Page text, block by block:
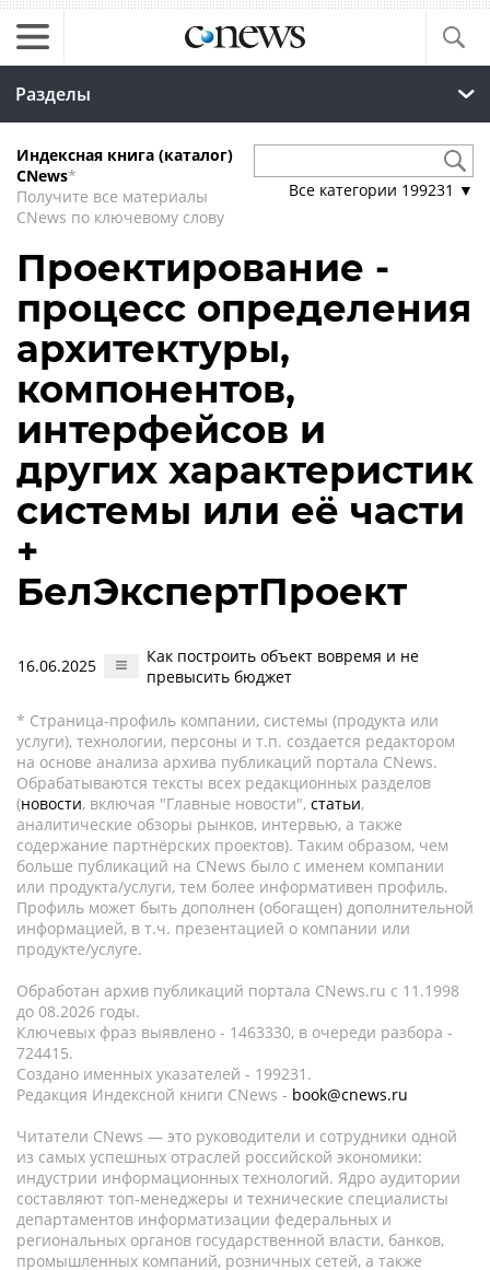
Разделы
Индексная книга (каталог)
CNews*
Получите все материалы
CNews по ключевому слову
Все категории 199231 ▼
Проектирование -
процесс определения
архитектуры,
компонентов,
интерфейсов и
других характеристик
системы или её части
+
БелЭкспертПроект
16.06.2025
Как построить объект вовремя и не
превысить бюджет
* Страница-профиль компании, системы (продукта или
услуги), технологии, персоны и т.п. создается редактором
на основе анализа архива публикаций портала CNews.
Обрабатываются тексты всех редакционных разделов
(новости, включая "Главные новости", статьи,
аналитические обзоры рынков, интервью, а также
содержание партнёрских проектов). Таким образом, чем
больше публикаций на CNews было с именем компании
или продукта/услуги, тем более информативен профиль.
Профиль может быть дополнен (обогащен) дополнительной
информацией, в т.ч. презентацией о компании или
продукте/услуге.
Обработан архив публикаций портала CNews.ru c 11.1998
до 08.2026 годы.
Ключевых фраз выявлено - 1463330, в очереди разбора -
724415.
Создано именных указателей - 199231.
Редакция Индексной книги CNews - book@cnews.ru
Читатели CNews — это руководители и сотрудники одной
из самых успешных отраслей российской экономики:
индустрии информационных технологий. Ядро аудитории
составляют топ-менеджеры и технические специалисты
департаментов информатизации федеральных и
региональных органов государственной власти, банков,
промышленных компаний, розничных сетей, а также